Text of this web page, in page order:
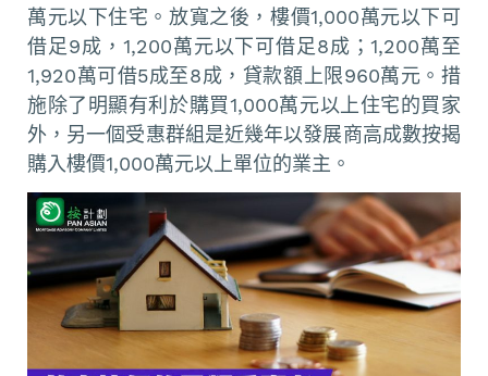
萬元以下住宅。放寬之後，樓價1,000萬元以下可
借足9成，1,200萬元以下可借足8成；1,200萬至
1,920萬可借5成至8成，貸款額上限960萬元。措
施除了明顯有利於購買1,000萬元以上住宅的買家
外，另一個受惠群組是近幾年以發展商高成數按揭
購入樓價1,000萬元以上單位的業主。